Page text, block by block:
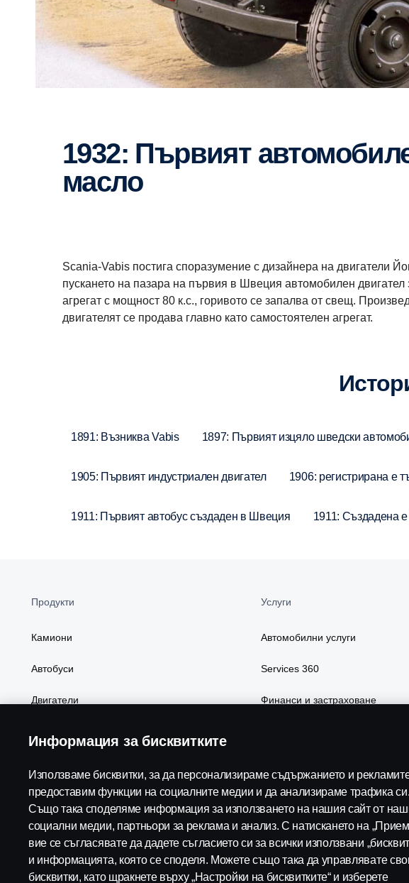
1932: Първият автомобилен двигател за
масло
Scania-Vabis постига споразумение с дизайнера на двигатели
пускането на пазара на първия в Швеция автомобилен
агрегат с мощност 80 к.с., горивото се запалва от свещ.
двигателят се продава главно като самостоятелен агрегат.
1891: Възниква Vabis 1897: Първият изцяло шведски
1905: Първият индустриален двигател 1906: регистрирана е
1911: Първият автобус създаден в Швеция 1911: Създадена
Продукти
Камиони
Автобуси
Двигатели
Услуги
Автомобилни услуги
Services 360
Финанси и застраховане
Scania in Your Region: Bulgaria
Информация за бисквитките
Използваме бисквитки, за да персонализираме съдържанието и
предоставим функции на социалните медии и да анализираме трафика си.
Също така споделяме информация за използването на нашия сайт от
социални медии, партньори за реклама и анализ. С натискането на
вие се съгласявате да дадете съгласието си за всички използвани
и информацията, която се споделя. Можете също така да управлявате
бисквитки, като щракнете върху „Настройки на бисквитките“ и изберете